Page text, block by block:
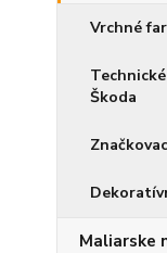
Vrchné
Škoda
Maliarske